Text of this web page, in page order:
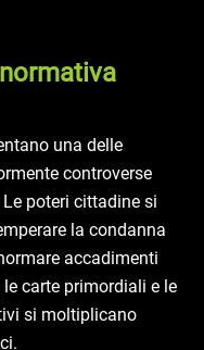
una delle
controverse
poteri cittadine si
la condanna
accadimenti
carte primordiali e le
si moltiplicano